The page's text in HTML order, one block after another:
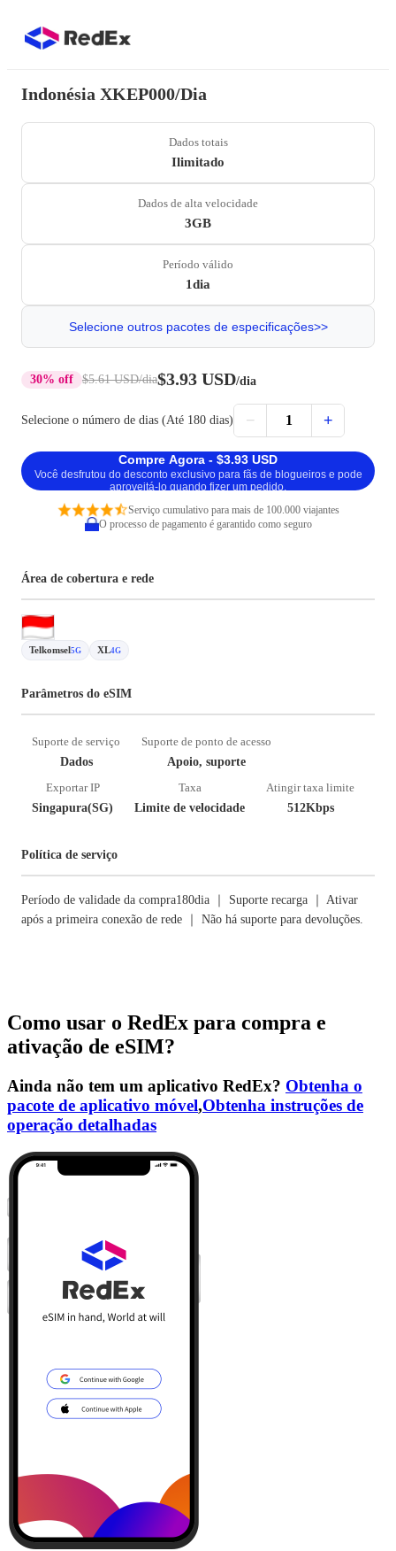
Indonésia XKEP000/Dia
Dados totais
Ilimitado
Dados de alta velocidade
3GB
Período válido
1dia
Selecione outros pacotes de especificações>>
30% off $5.61 USD/dia$3.93 USD/dia
Selecione o número de dias (Até 180 dias) − 1 +
Compre Agora - $3.93 USD
Você desfrutou do desconto exclusivo para fãs de blogueiros e pode
aproveitá-lo quando fizer um pedido.
Serviço cumulativo para mais de 100.000 viajantes
O processo de pagamento é garantido como seguro
Área de cobertura e rede
Telkomsel5G XL4G
Parâmetros do eSIM
Suporte de serviço
Dados
Suporte de ponto de acesso
Apoio, suporte
Exportar IP
Singapura(SG)
Taxa
Limite de velocidade
Atingir taxa limite
512Kbps
Política de serviço
Período de validade da compra180dia ｜ Suporte recarga ｜ Ativar
após a primeira conexão de rede ｜ Não há suporte para devoluções.
Como usar o RedEx para compra e
ativação de eSIM?
Ainda não tem um aplicativo RedEx? Obtenha o
pacote de aplicativo móvel,Obtenha instruções de
operação detalhadas